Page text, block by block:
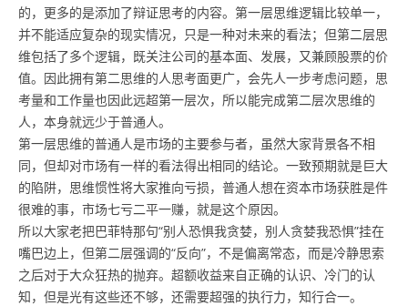
的，更多的是添加了辩证思考的内容。第一层思维逻辑比较单一，
并不能适应复杂的现实情况，只是一种对未来的看法；但第二层思
维包括了多个逻辑，既关注公司的基本面、发展，又兼顾股票的价
值。因此拥有第二思维的人思考面更广，会先人一步考虑问题，思
考量和工作量也因此远超第一层次，所以能完成第二层次思维的
人，本身就远少于普通人。
第一层思维的普通人是市场的主要参与者，虽然大家背景各不相
同，但却对市场有一样的看法得出相同的结论。一致预期就是巨大
的陷阱，思维惯性将大家推向亏损，普通人想在资本市场获胜是件
很难的事，市场七亏二平一赚，就是这个原因。
所以大家老把巴菲特那句“别人恐惧我贪婪，别人贪婪我恐惧”挂在
嘴巴边上，但第二层强调的“反向”，不是偏离常态，而是冷静思索
之后对于大众狂热的抛弃。超额收益来自正确的认识、冷门的认
知，但是光有这些还不够，还需要超强的执行力，知行合一。